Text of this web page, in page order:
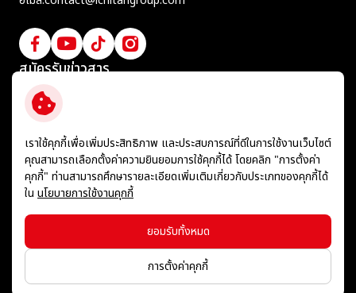
สมัครรับข่าวสาร
ติดตามข่าวสารความเคลื่อนไหวล่าสุดจากทางบริษัทฯ
สมัครสมาชิกรับข่าวสาร
ข้อกำหนดและเงื่อนไข
นโยบายคุ้มครองข้อมูลส่วนบุคคล
นโยบายการใช้คุกกี้
© สงวนลิขสิทธิ์ พ.ศ. 2569 บริษัท อิชิตัน กรุ๊ป จำกัด (มหาชน)
เราใช้คุกกี้เพื่อเพิ่มประสิทธิภาพ และประสบการณ์ที่ดีในการใช้งานเว็บไซต์
คุณสามารถเลือกตั้งค่าความยินยอมการใช้คุกกี้ได้ โดยคลิก "การตั้งค่า
คุกกี้" ท่านสามารถศึกษารายละเอียดเพิ่มเติมเกี่ยวกับประเภทของคุกกี้ได้
ใน นโยบายการใช้งานคุกกี้
ยอมรับทั้งหมด
การตั้งค่าคุกกี้